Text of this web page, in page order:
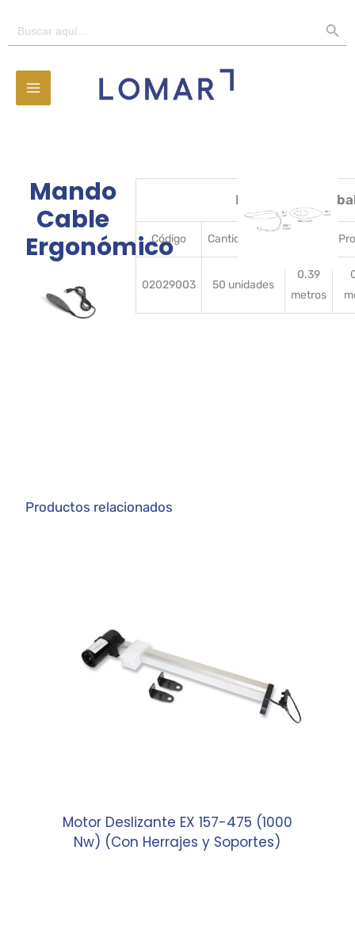
Buscar:
Mando
Cable
Ergonómico
Detalles del
Código CantidadBulto
02029003 50 unidades
0.39
metros
Productos relacionados
Motor Deslizante EX 157-475 (1000
Nw) (Con Herrajes y Soportes)